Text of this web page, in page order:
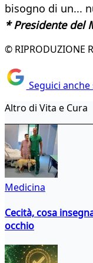
bisogno di un...
* Presidente del
© RIPRODUZIONE
Seguici
Altro di Vita e Cura
Medicina
Cecità, cosa
occhio